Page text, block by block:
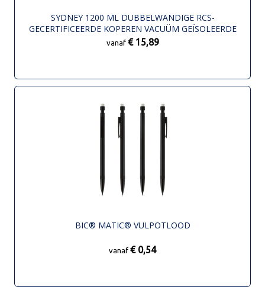
SYDNEY 1200 ML DUBBELWANDIGE RCS-
GECERTIFICEERDE KOPEREN VACUÜM GEÏSOLEERDE
BEKER MET RIETJE
vanaf € 15,89
BIC® MATIC® VULPOTLOOD
vanaf € 0,54